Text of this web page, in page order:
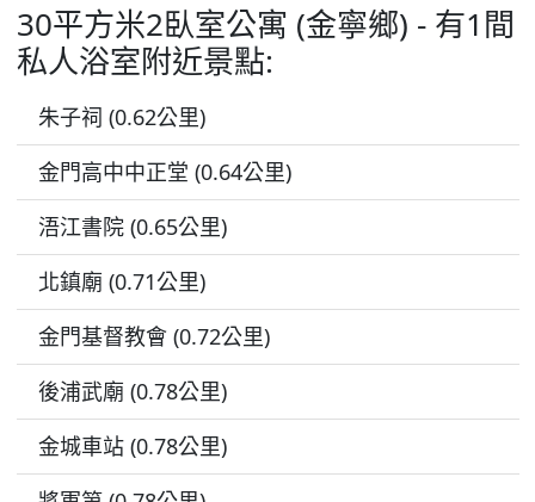
30平方米2臥室公寓 (金寧鄉) - 有1間
私人浴室附近景點:
朱子祠 (0.62公里)
金門高中中正堂 (0.64公里)
浯江書院 (0.65公里)
北鎮廟 (0.71公里)
金門基督教會 (0.72公里)
後浦武廟 (0.78公里)
金城車站 (0.78公里)